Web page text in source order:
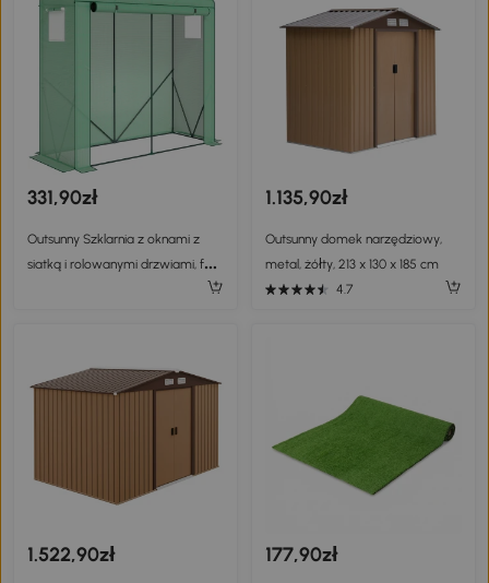
331,90zł
Outsunny Szklarnia z oknami z
siatką i rolowanymi drzwiami, folia
szklarniana ze stali 200 x 75 x 188
1.135,90zł
Outsunny domek narzędziowy,
metal, żółty, 213 x 130 x 185 cm
4.7
1.522,90zł 177,90zł